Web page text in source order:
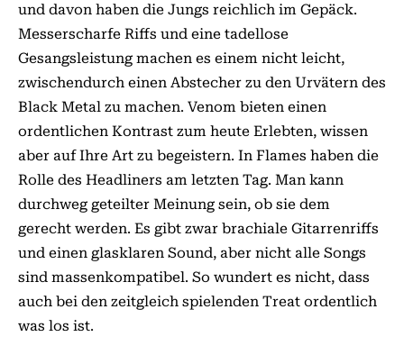
und davon haben die Jungs reichlich im Gepäck.
Messerscharfe Riffs und eine tadellose
Gesangsleistung machen es einem nicht leicht,
zwischendurch einen Abstecher zu den Urvätern des
Black Metal zu machen. Venom bieten einen
ordentlichen Kontrast zum heute Erlebten, wissen
aber auf Ihre Art zu begeistern. In Flames haben die
Rolle des Headliners am letzten Tag. Man kann
durchweg geteilter Meinung sein, ob sie dem
gerecht werden. Es gibt zwar brachiale Gitarrenriffs
und einen glasklaren Sound, aber nicht alle Songs
sind massenkompatibel. So wundert es nicht, dass
auch bei den zeitgleich spielenden Treat ordentlich
was los ist.